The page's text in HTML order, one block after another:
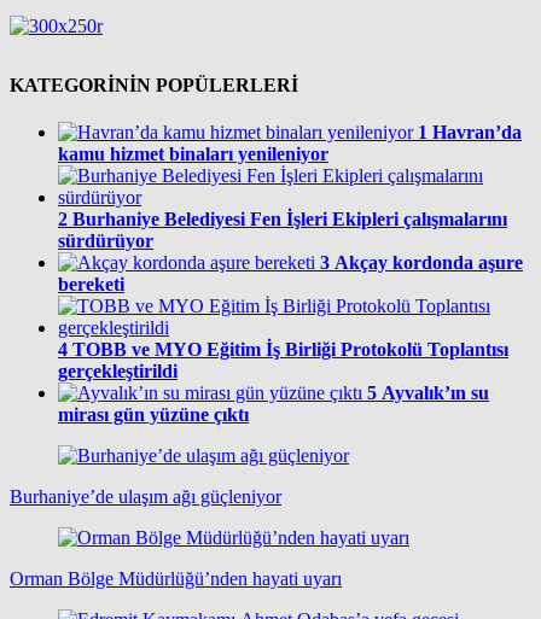
KATEGORİNİN POPÜLERLERİ
1 Havran’da
kamu hizmet binaları yenileniyor
2 Burhaniye Belediyesi Fen İşleri Ekipleri çalışmalarını
sürdürüyor
3 Akçay kordonda aşure
bereketi
4 TOBB ve MYO Eğitim İş Birliği Protokolü Toplantısı
gerçekleştirildi
5 Ayvalık’ın su
mirası gün yüzüne çıktı
Burhaniye’de ulaşım ağı güçleniyor
Orman Bölge Müdürlüğü’nden hayati uyarı